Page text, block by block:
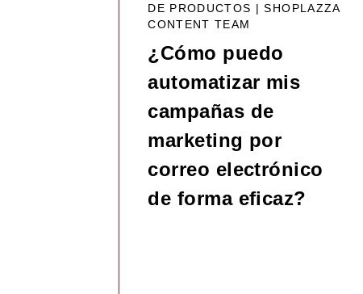
DE PRODUCTOS |SHOPLAZZA
CONTENT TEAM
¿Cómo puedo
automatizar mis
campañas de
marketing por
correo electrónico
de forma eficaz?